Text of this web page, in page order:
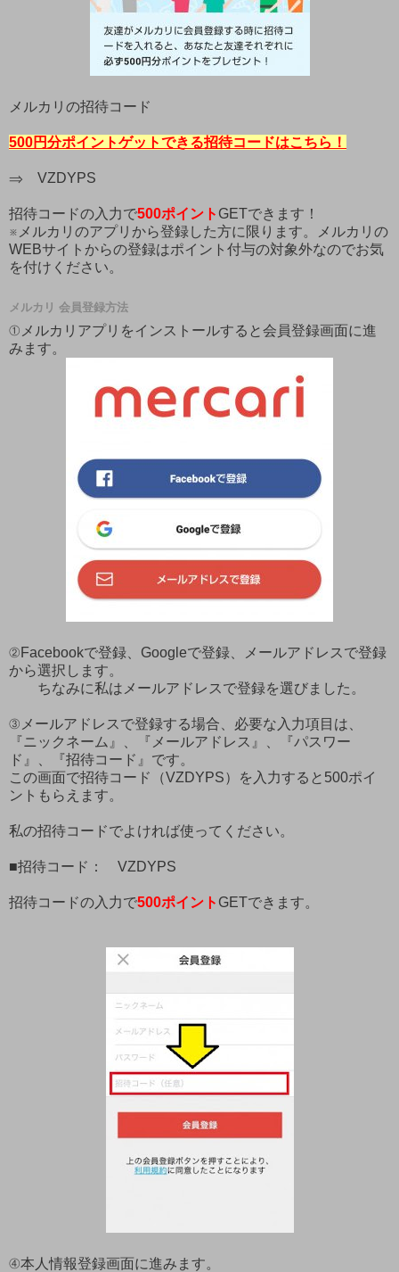
メルカリの招待コード
500円分ポイントゲットできる招待コードはこちら！
⇒ VZDYPS
招待コードの入力で500ポイント GETできます！
※メルカリのアプリから登録した方に限ります。メルカリの
WEBサイトからの登録はポイント付与の対象外なのでお気
を付けください。
メルカリ 会員登録方法
①メルカリアプリをインストールすると会員登録画面に進
みます。
②Facebookで登録、Googleで登録、メールアドレスで登録
から選択します。
ちなみに私はメールアドレスで登録を選びました。
③メールアドレスで登録する場合、必要な入力項目は、
『ニックネーム』、『メールアドレス』、『パスワー
ド』、『招待コード』です。
この画面で招待コード（VZDYPS）を入力すると500ポイ
ントもらえます。
私の招待コードでよければ使ってください。
■招待コード： VZDYPS
招待コードの入力で500ポイント GETできます。
④本人情報登録画面に進みます。